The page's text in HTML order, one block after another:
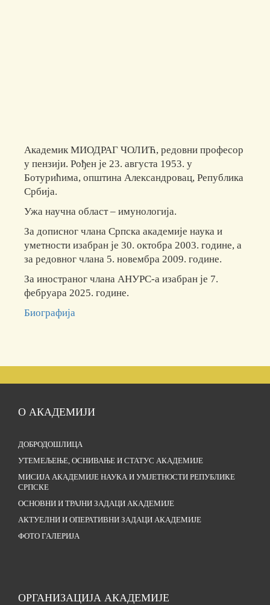
Академик МИОДРАГ ЧОЛИЋ, редовни професор
у пензији. Рођен је 23. августа 1953. у
Ботурићима, општина Александровац, Република
Србија.
Ужа научна област – имунологија.
За дописног члана Српска академије наука и
уметности изабран је 30. октобра 2003. године, а
за редовног члана 5. новембра 2009. године.
За иностраног члана АНУРС-а изабран је 7.
фебруара 2025. године.
Биографија
О АКАДЕМИЈИ
ДОБРОДОШЛИЦА
УТЕМЕЉЕЊЕ, ОСНИВАЊЕ И СТАТУС АКАДЕМИЈЕ
МИСИЈА АКАДЕМИЈЕ НАУКА И УМЈЕТНОСТИ РЕПУБЛИКЕ
СРПСКЕ
ОСНОВНИ И ТРАЈНИ ЗАДАЦИ АКАДЕМИЈЕ
АКТУЕЛНИ И ОПЕРАТИВНИ ЗАДАЦИ АКАДЕМИЈЕ
ФОТО ГАЛЕРИЈА
ОРГАНИЗАЦИЈА АКАДЕМИЈЕ